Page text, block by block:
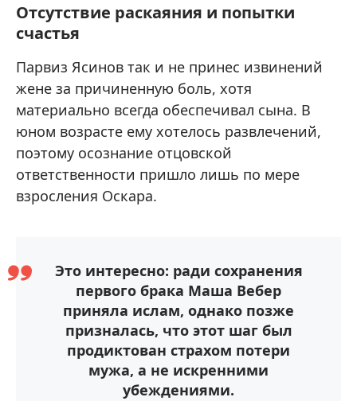
Отсутствие раскаяния и попытки
счастья
Парвиз Ясинов так и не принес извинений
жене за причиненную боль, хотя
материально всегда обеспечивал сына. В
юном возрасте ему хотелось развлечений,
поэтому осознание отцовской
ответственности пришло лишь по мере
взросления Оскара.
Это интересно: ради сохранения
первого брака Маша Вебер
приняла ислам, однако позже
призналась, что этот шаг был
продиктован страхом потери
мужа, а не искренними
убеждениями.